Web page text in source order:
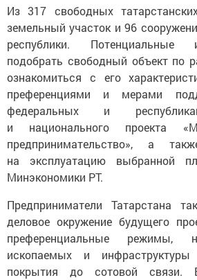
Из 317 свободных
земельный участок и 96
республики. Потенциальные
подобрать свободный объект по
ознакомиться с его
преференциями и мерами
федеральных и
и национального проекта
предпринимательство», а
на эксплуатацию выбранной
Минэкономики РТ.
Предприниматели Татарстана
деловое окружение будущего
преференциальные режимы,
ископаемых и
покрытия до сотовой связи.